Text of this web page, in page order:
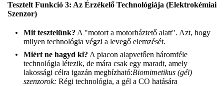
Tesztelt Funkció 3: Az Érzékelő Technológiája (Elektrokémiai
Szenzor)
Mit tesztelünk? A "motort a motorháztető alatt". Azt, hogy
milyen technológia végzi a levegő elemzését.
Miért ne hagyd ki? A piacon alapvetően háromféle
technológia létezik, de mára csak egy maradt, amely
lakossági célra igazán megbízható:Biomimetikus (gél)
szenzorok: Régi technológia, a gél a CO hatására